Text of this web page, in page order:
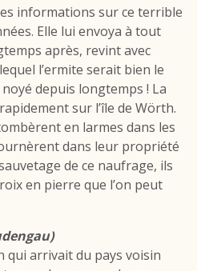
informations sur ce terrible
Elle lui envoya à tout
après, revint avec
l’ermite serait bien le
depuis longtemps ! La
sur l’île de Wörth.
en larmes dans les
dans leur propriété
de ce naufrage, ils
en pierre que l’on peut
qui arrivait du pays voisin